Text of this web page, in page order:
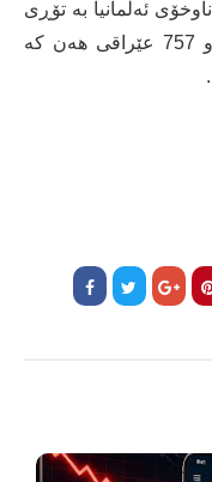
ئەڵمانیا بە تۆڕی
میدیایی رووداوی راگەیاند، 22 هەزار و 757 عێراقی هەن کە